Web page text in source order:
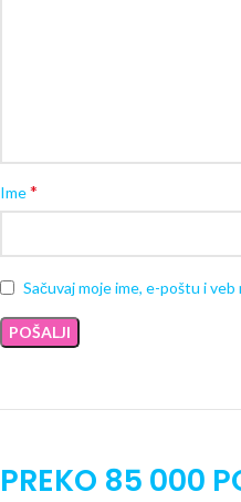
Ime*
Sačuvaj moje ime, e-poštu i
PREKO 85 000